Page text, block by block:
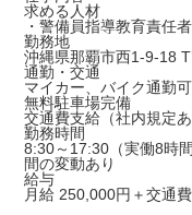
求める人材
・警備員指導教育責任
勤務地
沖縄県那覇市西1-9-18
通勤・交通
マイカー、バイク通勤可
無料駐車場完備
交通費支給（社内規定あ
勤務時間
8:30～17:30（実働8時
間の変動あり
給与
月給 250,000円＋交通